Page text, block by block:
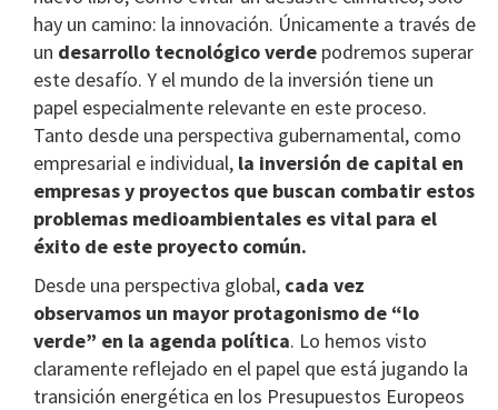
hay un camino: la innovación. Únicamente a través de
un desarrollo tecnológico verde podremos superar
este desafío. Y el mundo de la inversión tiene un
papel especialmente relevante en este proceso.
Tanto desde una perspectiva gubernamental, como
empresarial e individual, la inversión de capital en
empresas y proyectos que buscan combatir estos
problemas medioambientales es vital para el
éxito de este proyecto común.
Desde una perspectiva global, cada vez
observamos un mayor protagonismo de “lo
verde” en la agenda política. Lo hemos visto
claramente reflejado en el papel que está jugando la
transición energética en los Presupuestos Europeos